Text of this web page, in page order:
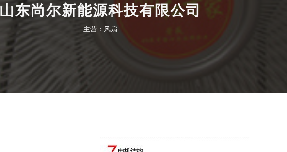
山东尚尔新能源科技有限公司
主营：风扇